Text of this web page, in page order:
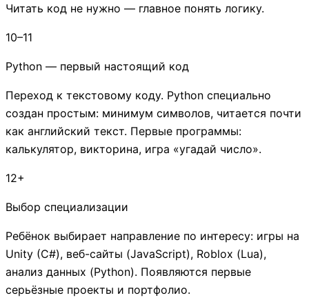
Читать код не нужно — главное понять логику.
10–11
Python — первый настоящий код
Переход к текстовому коду. Python специально
создан простым: минимум символов, читается почти
как английский текст. Первые программы:
калькулятор, викторина, игра «угадай число».
12+
Выбор специализации
Ребёнок выбирает направление по интересу: игры на
Unity (C#), веб-сайты (JavaScript), Roblox (Lua),
анализ данных (Python). Появляются первые
серьёзные проекты и портфолио.